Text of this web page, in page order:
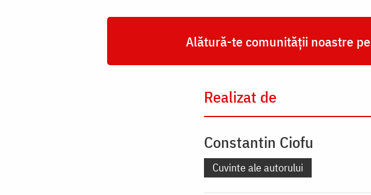
Alătură-te comunității noastre pe
Realizat de
Constantin Ciofu
Cuvinte ale autorului